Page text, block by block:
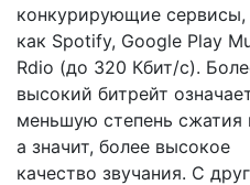
конкурирующие сервисы,
как Spotify, Google Play
Rdio (до 320 Кбит/c).
высокий битрейт
меньшую степень сжатия
а значит, более высокое
качество звучания. С